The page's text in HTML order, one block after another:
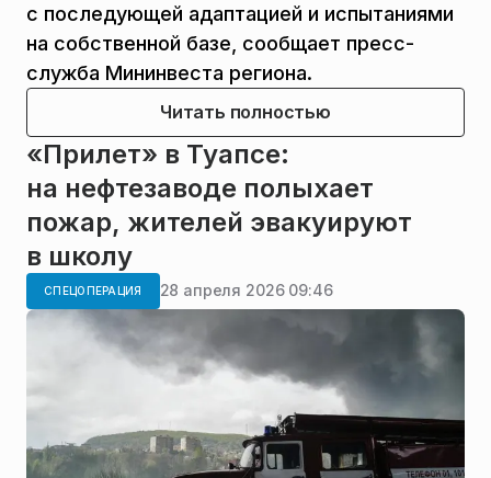
с последующей адаптацией и испытаниями
на собственной базе, сообщает пресс-
служба Мининвеста региона.
Читать полностью
«Прилет» в Туапсе:
на нефтезаводе полыхает
пожар, жителей эвакуируют
в школу
СПЕЦОПЕРАЦИЯ 28 апреля 2026 09:46